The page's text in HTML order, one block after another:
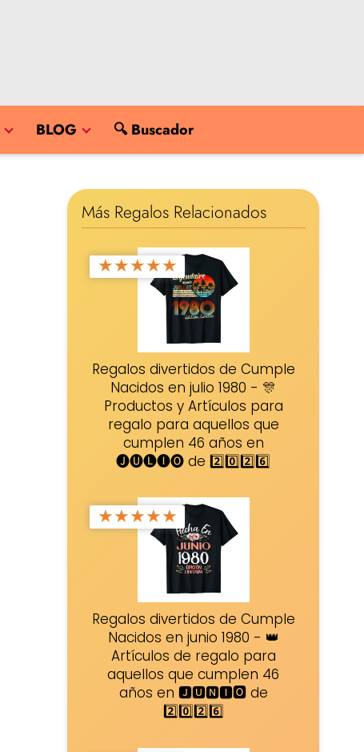
BLOG 🔍 Buscador
Más Regalos Relacionados
★★★★★
Regalos divertidos de Cumple
Nacidos en julio 1980 - 🎊
Productos y Artículos para
regalo para aquellos que
cumplen 46 años en
🅙🅤🅛🅘🅞 de 2️⃣0️⃣2️⃣6️⃣
★★★★★
Regalos divertidos de Cumple
Nacidos en junio 1980 - 👑
Artículos de regalo para
aquellos que cumplen 46
años en 🅹🆄🅽🅸🅾 de
2️⃣0️⃣2️⃣6️⃣